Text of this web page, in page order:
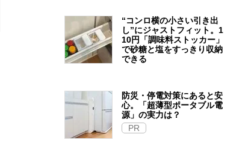
“コンロ横の小さい引き出
し”にジャストフィット。1
10円「調味料ストッカー」
で砂糖と塩をすっきり収納
できる
防災・停電対策にあると安
心。「超薄型ポータブル電
源」の実力は？​
PR